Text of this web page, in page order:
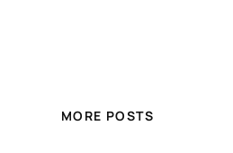
MORE POSTS